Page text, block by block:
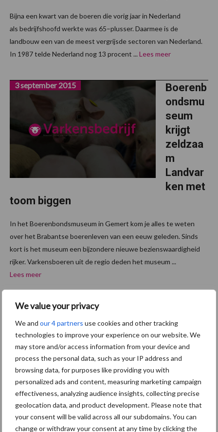
We value your privacy
We and our 4 partners use cookies and other tracking
technologies to improve your experience on our website. We
may store and/or access information from your device and
process the personal data, such as your IP address and
browsing data, for purposes like providing you with
personalized ads and content, measuring marketing campaign
effectiveness, analyzing audience insights, collecting precise
geolocation data, and product development. Please note that
your consent will be valid across all our subdomains. You can
change or withdraw your consent at any time by clicking the
Bijna een kwart van de boeren die vorig jaar in Nederland
als bedrijfshoofd werkte was 65–plusser. Daarmee is de
landbouw een van de meest vergrijsde sectoren van Nederland.
In 1987 telde Nederland nog 13 procent ... Lees meer
Boerenb
ondsmu
seum
krijgt
zeldzaa
m
Landvar
ken met
toom biggen
3 september 2015
In het Boerenbondsmuseum in Gemert kom je alles te weten
over het Brabantse boerenleven van een eeuw geleden. Sinds
kort is het museum een bijzondere nieuwe bezienswaardigheid
rijker. Varkensboeren uit de regio deden het museum ...
Lees meer
voorstell
ing over
de
varkens
boer
14 augustus 2015
Varkenland is een aangrijpende solovoorstelling over roots,
dromen, varkens, boeren, leven op het platteland en hard werken